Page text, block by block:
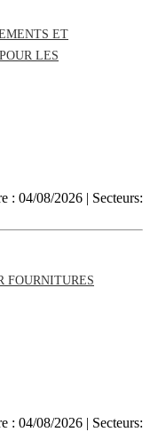
ET
LES
: 04/08/2026 | Secteurs:
FOURNITURES
: 04/08/2026 | Secteurs: